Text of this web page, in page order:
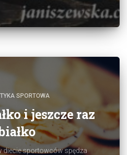
SPORTOWA
i jeszcze raz
diecie sportowców spędza